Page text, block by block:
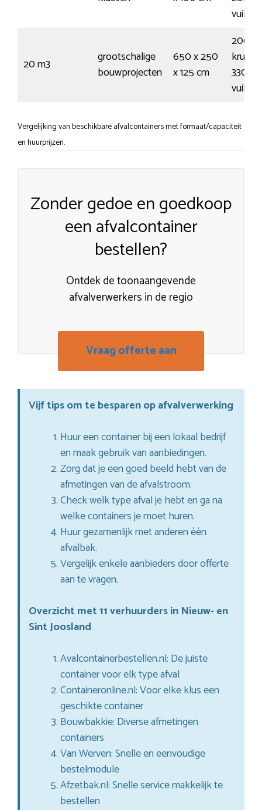
20 m3
grootschalige
bouwprojecten
650 x 250
x 125 cm
200
330
Vergelijking van beschikbare afvalcontainers met formaat/capaciteit
en huurprijzen.
Zonder gedoe en goedkoop
een afvalcontainer
bestellen?
Ontdek de toonaangevende
afvalverwerkers in de regio
Vraag offerte aan
Vijf tips om te besparen op afvalverwerking
Huur een container bij een lokaal bedrijf
en maak gebruik van aanbiedingen.
Zorg dat je een goed beeld hebt van de
afmetingen van de afvalstroom.
Check welk type afval je hebt en ga na
welke containers je moet huren.
Huur gezamenlijk met anderen één
afvalbak.
Vergelijk enkele aanbieders door offerte
aan te vragen.
Overzicht met 11 verhuurders in Nieuw- en
Sint Joosland
Avalcontainerbestellen.nl: De juiste
container voor elk type afval
Containeronline.nl: Voor elke klus een
geschikte container
Bouwbakkie: Diverse afmetingen
containers
Van Werven: Snelle en eenvoudige
bestelmodule
Afzetbak.nl: Snelle service makkelijk te
bestellen